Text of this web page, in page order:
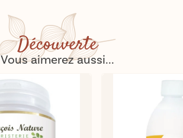
Découverte
Vous aimerez aussi...